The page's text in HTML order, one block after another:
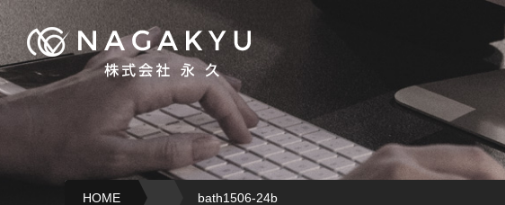
HOME bath1506-24b